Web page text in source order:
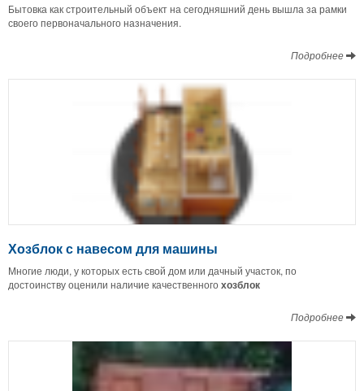
Бытовка как строительный объект на сегодняшний день вышла за рамки
своего первоначального назначения.
Подробнее
Хозблок с навесом для машины
Многие люди, у которых есть свой дом или дачный участок, по
достоинству оценили наличие качественногохозблок
Подробнее